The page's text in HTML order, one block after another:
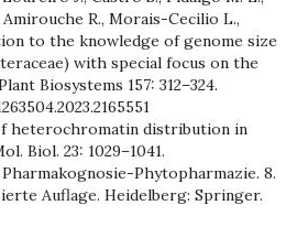
R., Morais-Cecilio L.,
to the knowledge of genome size
with special focus on the
Biosystems 157: 312–324.
heterochromatin distribution in
Biol. 23: 1029–1041.
Pharmakognosie-Phytopharmazie. 8.
Auflage. Heidelberg: Springer.